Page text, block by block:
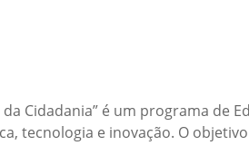
Cidadania” é um programa de
tecnologia e inovação. O